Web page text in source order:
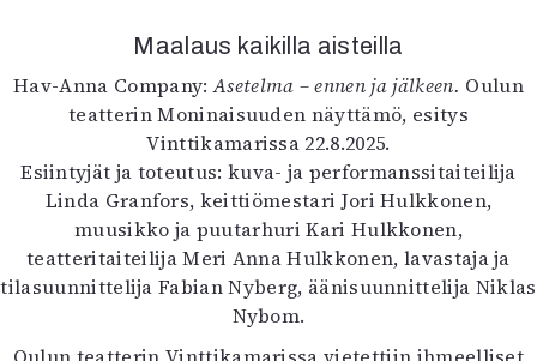
Oulu2026
Näyttelyt
Musiikki
Levyt
Kuvataide
Kirjat
In English
Esitystaide
Arkisto
Maalaus kaikilla aisteilla
Hav-Anna Company:Asetelma – ennen ja jälkeen. Oulun
teatterin Moninaisuuden näyttämö, esitys
Vinttikamarissa 22.8.2025.
Esiintyjät ja toteutus: kuva- ja performanssitaiteilija
Linda Granfors, keittiömestari Jori Hulkkonen,
muusikko ja puutarhuri Kari Hulkkonen,
teatteritaiteilija Meri Anna Hulkkonen, lavastaja ja
tilasuunnittelija Fabian Nyberg, äänisuunnittelija Niklas
Nybom.